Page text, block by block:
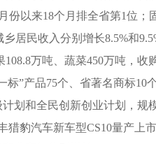
份以来18个月排全省第1位
居民收入分别增长8.5%和
万吨、蔬菜450万吨，
”产品75个、省著名商标
划和全民创新创业计划，
豹汽车新车型CS10量产